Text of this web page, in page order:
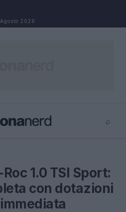
2026
⌕
1.0 TSI Sport:
con dotazioni